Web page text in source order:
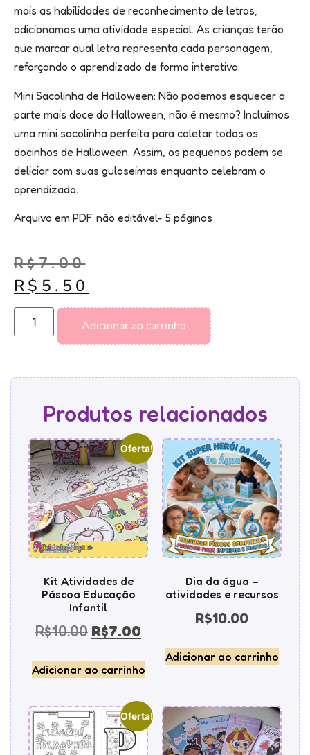
mais as habilidades de reconhecimento de letras,
adicionamos uma atividade especial. As crianças terão
que marcar qual letra representa cada personagem,
reforçando o aprendizado de forma interativa.
Mini Sacolinha de Halloween: Não podemos esquecer a
parte mais doce do Halloween, não é mesmo? Incluímos
uma mini sacolinha perfeita para coletar todos os
docinhos de Halloween. Assim, os pequenos podem se
deliciar com suas guloseimas enquanto celebram o
aprendizado.
Arquivo em PDF não editável- 5 páginas
R$7.00
R$ 5.50
Adicionar ao carrinho
Produtos relacionados
Oferta!
Kit Atividades de
Páscoa Educação
Infantil
R$10.00 R$7.00
Adicionar ao carrinho
Dia da água –
atividades e recursos
R$10.00
Adicionar ao carrinho
Oferta!